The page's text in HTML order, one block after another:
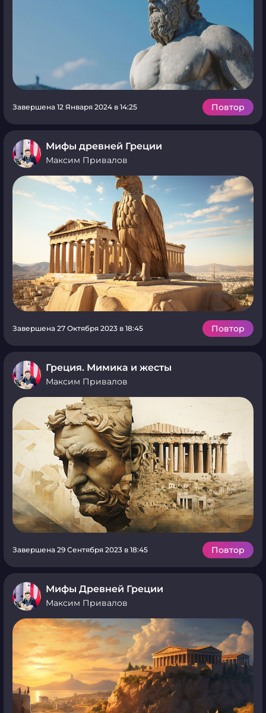
Завершена 12 Января 2024 в 14:25 Повтор
Мифы древней Греции
Максим Привалов
Завершена 27 Октября 2023 в 18:45 Повтор
Греция. Мимика и жесты
Максим Привалов
Завершена 29 Сентября 2023 в 18:45 Повтор
Мифы Древней Греции
Максим Привалов